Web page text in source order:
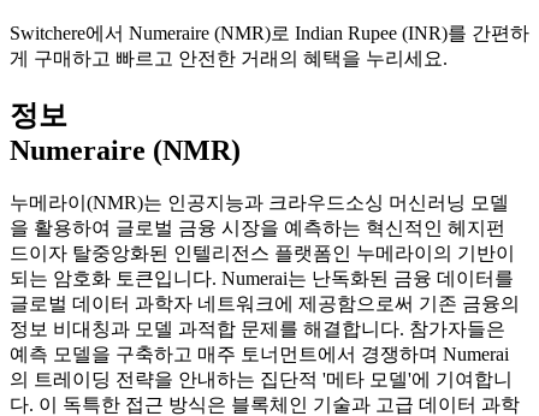
Switchere에서 Numeraire (NMR)로 Indian Rupee (INR)를 간편하
게 구매하고 빠르고 안전한 거래의 혜택을 누리세요.
정보
Numeraire (NMR)
누메라이(NMR)는 인공지능과 크라우드소싱 머신러닝 모델
을 활용하여 글로벌 금융 시장을 예측하는 혁신적인 헤지펀
드이자 탈중앙화된 인텔리전스 플랫폼인 누메라이의 기반이
되는 암호화 토큰입니다. Numerai는 난독화된 금융 데이터를
글로벌 데이터 과학자 네트워크에 제공함으로써 기존 금융의
정보 비대칭과 모델 과적합 문제를 해결합니다. 참가자들은
예측 모델을 구축하고 매주 토너먼트에서 경쟁하며 Numerai
의 트레이딩 전략을 안내하는 집단적 '메타 모델'에 기여합니
다. 이 독특한 접근 방식은 블록체인 기술과 고급 데이터 과학